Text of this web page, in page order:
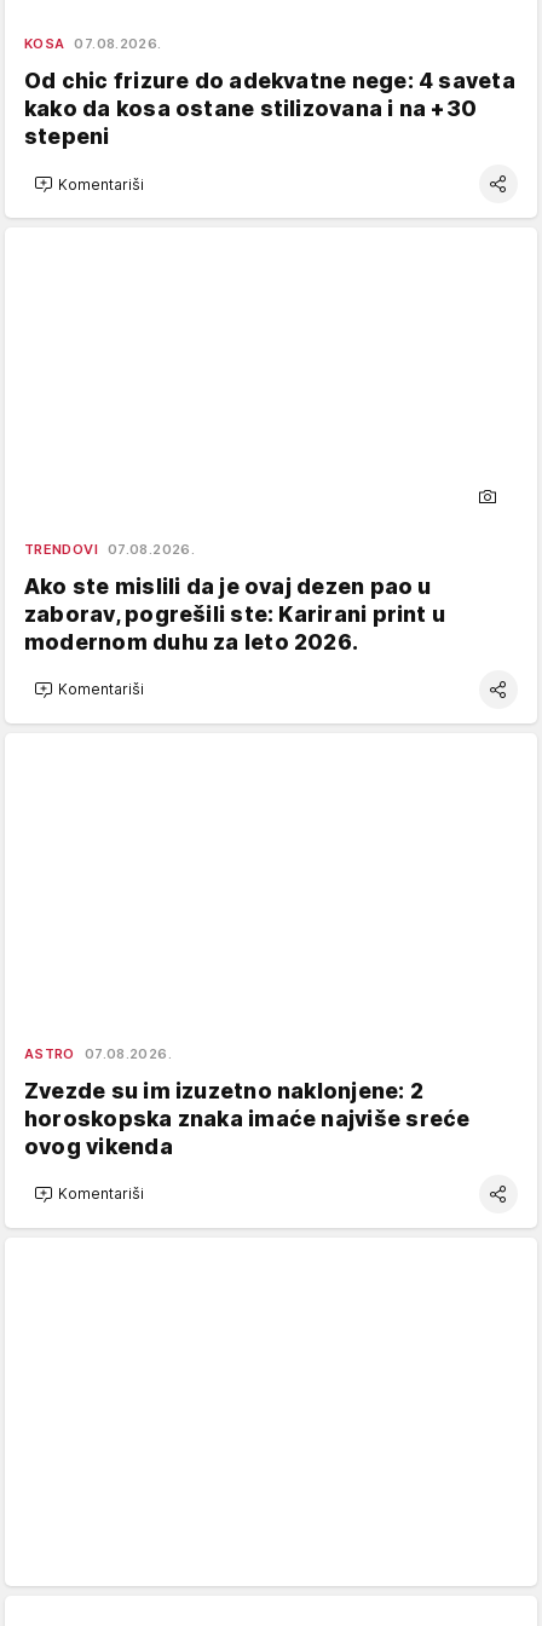
KOSA 07.08.2026.
Od chic frizure do adekvatne nege: 4 saveta
kako da kosa ostane stilizovana i na +30
stepeni
Komentariši
TRENDOVI 07.08.2026.
Ako ste mislili da je ovaj dezen pao u
zaborav, pogrešili ste: Karirani print u
modernom duhu za leto 2026.
Komentariši
ASTRO 07.08.2026.
Zvezde su im izuzetno naklonjene: 2
horoskopska znaka imaće najviše sreće
ovog vikenda
Komentariši